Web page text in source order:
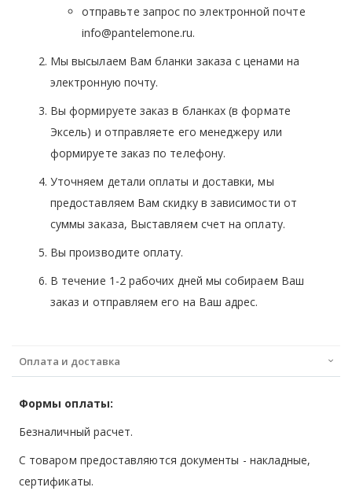
отправьте запрос по электронной почте
info@pantelemone.ru.
Мы высылаем Вам бланки заказа с ценами на
электронную почту.
Вы формируете заказ в бланках (в формате
Эксель) и отправляете его менеджеру или
формируете заказ по телефону.
Уточняем детали оплаты и доставки, мы
предоставляем Вам скидку в зависимости от
суммы заказа, Выставляем счет на оплату.
Вы производите оплату.
В течение 1-2 рабочих дней мы собираем Ваш
заказ и отправляем его на Ваш адрес.
Оплата и доставка
Формы оплаты:
Безналичный расчет.
С товаром предоставляются документы - накладные,
сертификаты.